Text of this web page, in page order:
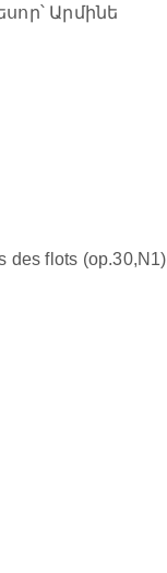
Արմինե
des flots (op.30,N1)